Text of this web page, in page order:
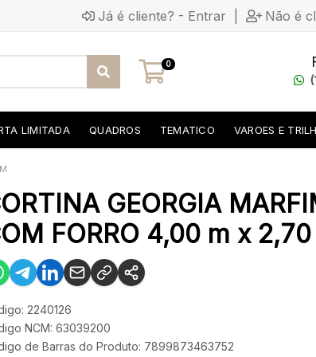
Já é cliente? - Entrar Não é
0
LIMITADA QUADROS TEMATICO VAROES E
GEORGIA
FORRO 4,00 m x
2240126
NCM: 63039200
de Barras do Produto: 7899873463752